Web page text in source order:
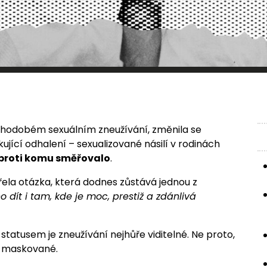
sexuálním zneužívání, změnila se
odhalení – sexualizované násilí v rodinách
komu směřovalo.
otázka, která dodnes zůstává jednou z
dít i tam, kde je moc, prestiž a zdánlivá
je zneužívání nejhůře viditelné. Ne proto,